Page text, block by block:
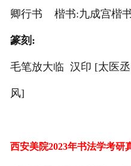
卿行书 楷书:九成宫楷
篆刻:
毛笔放大临 汉印 [太医
风]
西安美院2023年书法学考研